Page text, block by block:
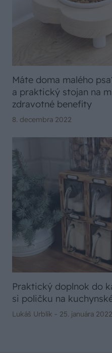
Máte doma malého
a praktický stojan na
zdravotné benefity
8. decembra 2022
Praktický doplnok do
si poličku na
Lukáš Urblík - 25. januára 2022